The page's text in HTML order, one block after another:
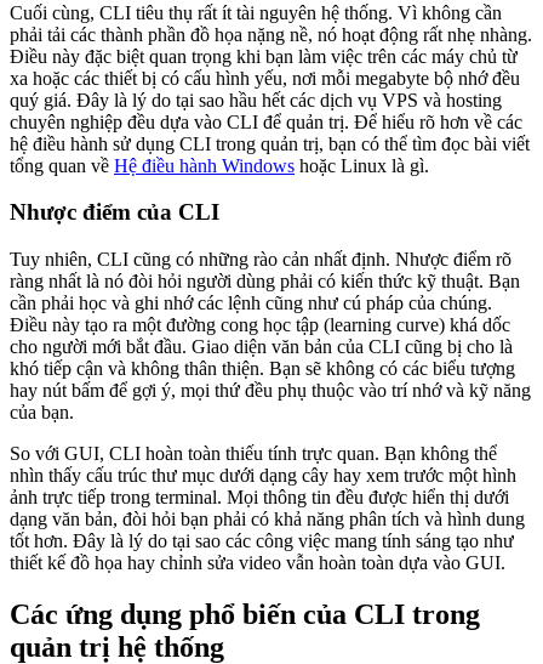
Cuối cùng, CLI tiêu thụ rất ít tài nguyên hệ thống. Vì không cần
phải tải các thành phần đồ họa nặng nề, nó hoạt động rất nhẹ nhàng.
Điều này đặc biệt quan trọng khi bạn làm việc trên các máy chủ từ
xa hoặc các thiết bị có cấu hình yếu, nơi mỗi megabyte bộ nhớ đều
quý giá. Đây là lý do tại sao hầu hết các dịch vụ VPS và hosting
chuyên nghiệp đều dựa vào CLI để quản trị. Để hiểu rõ hơn về các
hệ điều hành sử dụng CLI trong quản trị, bạn có thể tìm đọc bài viết
tổng quan về Hệ điều hành Windows hoặc Linux là gì.
Nhược điểm của CLI
Tuy nhiên, CLI cũng có những rào cản nhất định. Nhược điểm rõ
ràng nhất là nó đòi hỏi người dùng phải có kiến thức kỹ thuật. Bạn
cần phải học và ghi nhớ các lệnh cũng như cú pháp của chúng.
Điều này tạo ra một đường cong học tập (learning curve) khá dốc
cho người mới bắt đầu. Giao diện văn bản của CLI cũng bị cho là
khó tiếp cận và không thân thiện. Bạn sẽ không có các biểu tượng
hay nút bấm để gợi ý, mọi thứ đều phụ thuộc vào trí nhớ và kỹ năng
của bạn.
So với GUI, CLI hoàn toàn thiếu tính trực quan. Bạn không thể
nhìn thấy cấu trúc thư mục dưới dạng cây hay xem trước một hình
ảnh trực tiếp trong terminal. Mọi thông tin đều được hiển thị dưới
dạng văn bản, đòi hỏi bạn phải có khả năng phân tích và hình dung
tốt hơn. Đây là lý do tại sao các công việc mang tính sáng tạo như
thiết kế đồ họa hay chỉnh sửa video vẫn hoàn toàn dựa vào GUI.
Các ứng dụng phổ biến của CLI trong
quản trị hệ thống